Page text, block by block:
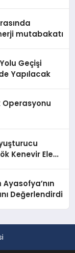
mutabakatı
Geçişi
Yapılacak
Operasyonu
Kenevir Ele
Değerlendirdi